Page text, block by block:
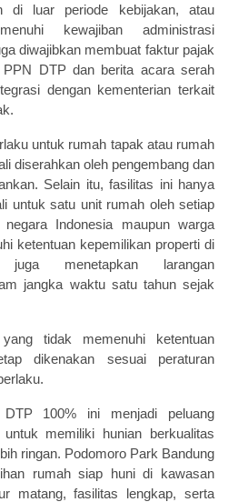
di luar periode kebijakan, atau
kewajiban administrasi
diwajibkan membuat faktur pajak
DTP dan berita acara serah
dengan kementerian terkait
untuk rumah tapak atau rumah
diserahkan oleh pengembang dan
Selain itu, fasilitas ini hanya
untuk satu unit rumah oleh setiap
Indonesia maupun warga
ketentuan kepemilikan properti di
juga menetapkan larangan
jangka waktu satu tahun sejak
tidak memenuhi ketentuan
dikenakan sesuai peraturan
100% ini menjadi peluang
memiliki hunian berkualitas
ringan. Podomoro Park Bandung
rumah siap huni di kawasan
matang, fasilitas lengkap, serta